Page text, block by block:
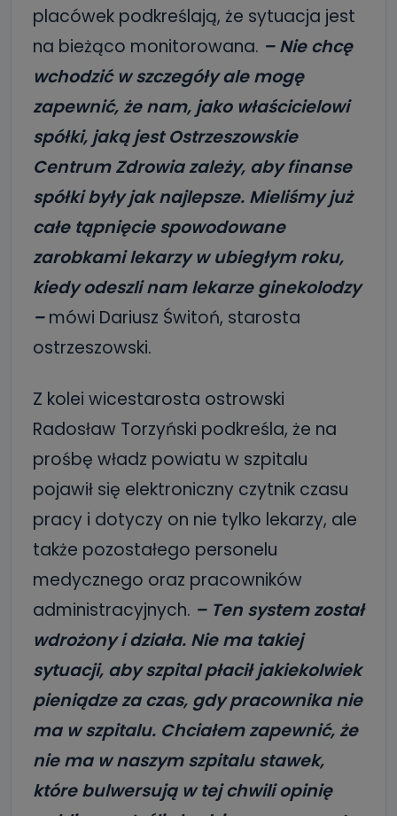
placówek podkreślają, że sytuacja jest
na bieżąco monitorowana. – Nie chcę
wchodzić w szczegóły ale mogę
zapewnić, że nam, jako właścicielowi
spółki, jaką jest Ostrzeszowskie
Centrum Zdrowia zależy, aby finanse
spółki były jak najlepsze. Mieliśmy już
całe tąpnięcie spowodowane
zarobkami lekarzy w ubiegłym roku,
kiedy odeszli nam lekarze ginekolodzy
– mówi Dariusz Świtoń, starosta
ostrzeszowski.
Z kolei wicestarosta ostrowski
Radosław Torzyński podkreśla, że na
prośbę władz powiatu w szpitalu
pojawił się elektroniczny czytnik czasu
pracy i dotyczy on nie tylko lekarzy, ale
także pozostałego personelu
medycznego oraz pracowników
administracyjnych. – Ten system został
wdrożony i działa. Nie ma takiej
sytuacji, aby szpital płacił jakiekolwiek
pieniądze za czas, gdy pracownika nie
ma w szpitalu. Chciałem zapewnić, że
nie ma w naszym szpitalu stawek,
które bulwersują w tej chwili opinię